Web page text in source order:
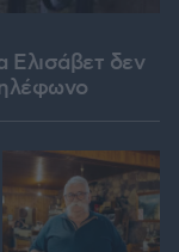
Ελισάβετ δεν